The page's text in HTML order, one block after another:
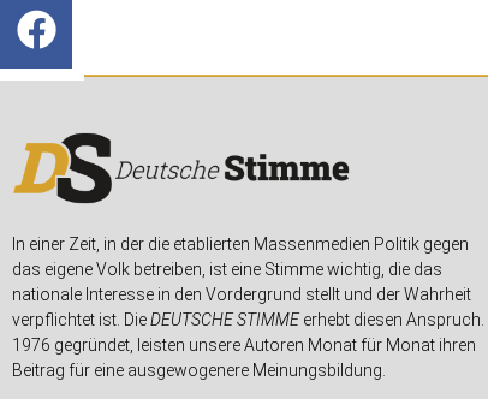
In einer Zeit, in der die etablierten Massenmedien Politik gegen
das eigene Volk betreiben, ist eine Stimme wichtig, die das
nationale Interesse in den Vordergrund stellt und der Wahrheit
verpflichtet ist. DieDEUTSCHE STIMMEerhebt diesen Anspruch.
1976 gegründet, leisten unsere Autoren Monat für Monat ihren
Beitrag für eine ausgewogenere Meinungsbildung.